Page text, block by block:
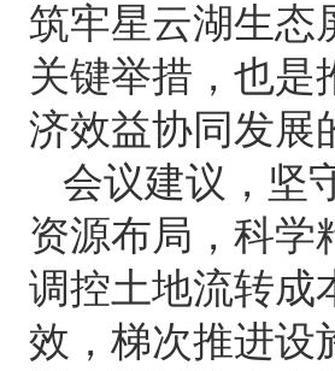
筑牢星云湖生态
关键举措，也是
济效益协同发展
会议建议，坚
资源布局，科学
调控土地流转成
效，梯次推进设